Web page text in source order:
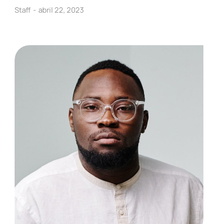
Staff abril 22, 2023